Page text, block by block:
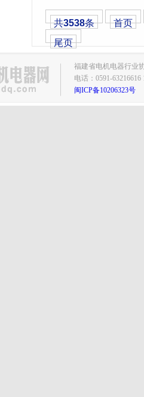
共3538条
首页
尾页
福建省电机电器行业
电话：0591-
闽ICP备10206323号